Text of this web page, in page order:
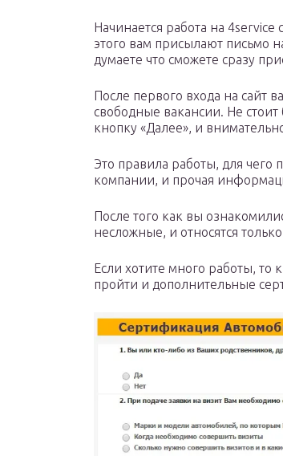
Начинается работа на
этого вам присылают письмо
думаете что сможете сразу
После первого входа на сайт
свободные вакансии. Не
кнопку «Далее», и
Это правила работы, для чего
компании, и прочая
После того как вы
несложные, и относятся
Если хотите много работы,
пройти и дополнительные